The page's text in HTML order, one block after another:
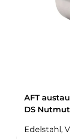
AFT
DS
Edelstahl,